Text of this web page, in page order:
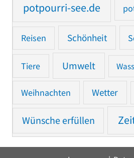
potpourri-see.de
Reisen Schönheit
Tiere Umwelt
Weihnachten Wetter
Wünsche erfüllen